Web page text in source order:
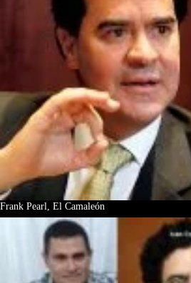
Frank Pearl, El Camaleón